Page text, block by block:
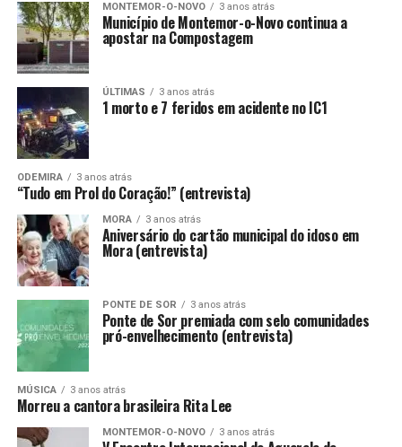
MONTEMOR-O-NOVO 3 anos atrás
Município de Montemor-o-Novo continua a
apostar na Compostagem
ÚLTIMAS 3 anos atrás
1 morto e 7 feridos em acidente no IC1
ODEMIRA 3 anos atrás
“Tudo em Prol do Coração!” (entrevista)
MORA 3 anos atrás
Aniversário do cartão municipal do idoso em
Mora (entrevista)
PONTE DE SOR 3 anos atrás
Ponte de Sor premiada com selo comunidades
pró-envelhecimento (entrevista)
MÚSICA 3 anos atrás
Morreu a cantora brasileira Rita Lee
MONTEMOR-O-NOVO 3 anos atrás